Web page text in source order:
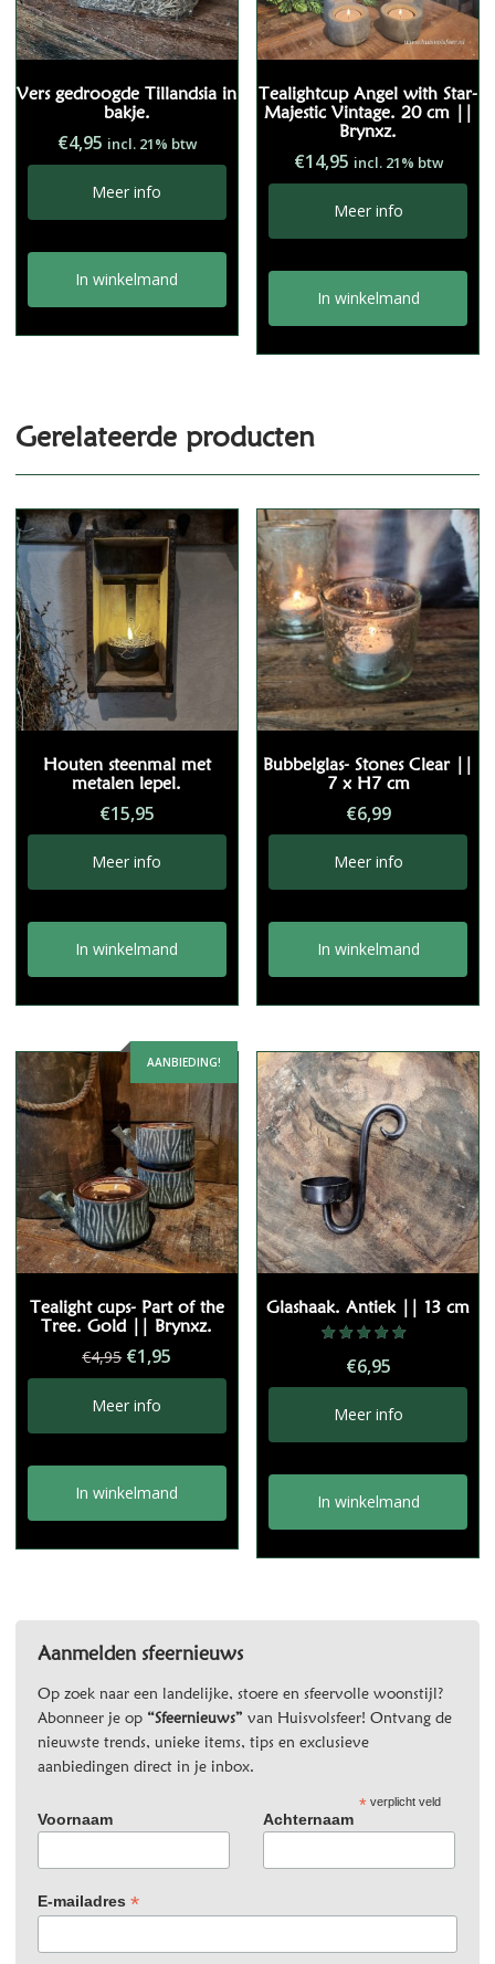
Vers gedroogde Tillandsia in
bakje.
€4,95 incl. 21% btw
Meer info
In winkelmand
Tealightcup Angel with Star-
Majestic Vintage. 20 cm ||
Brynxz.
€14,95 incl. 21% btw
Meer info
In winkelmand
Gerelateerde producten
Houten steenmal met
metalen lepel.
€15,95
Meer info
In winkelmand
Bubbelglas- Stones Clear ||
7 x H7 cm
€6,99
Meer info
In winkelmand
AANBIEDING!
Tealight cups- Part of the
Tree. Gold || Brynxz.
€4,95 Oorspronkelijke
prijs
was:
€4,95.
€1,95
prijs
€1,95.
Meer info
In winkelmand
Glashaak. Antiek || 13 cm
5.00
uit 5
€6,95
Meer info
In winkelmand
Aanmelden sfeernieuws
Op zoek naar een landelijke, stoere en sfeervolle woonstijl?
Abonneer je op “Sfeernieuws” van Huisvolsfeer! Ontvang de
nieuwste trends, unieke items, tips en exclusieve
aanbiedingen direct in je inbox.
*verplicht veld
Voornaam Achternaam
E-mailadres *